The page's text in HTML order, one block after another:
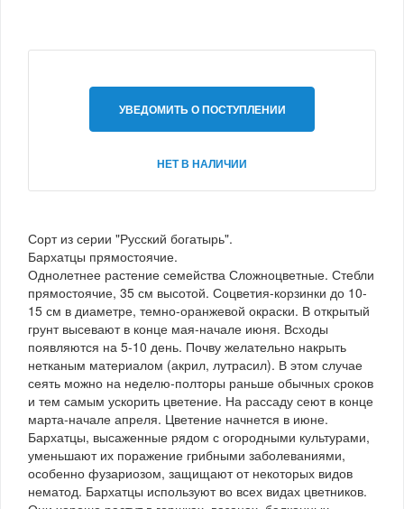
УВЕДОМИТЬ О ПОСТУПЛЕНИИ
НЕТ В НАЛИЧИИ
Сорт из серии "Русский богатырь".
Бархатцы прямостоячие.
Однолетнее растение семейства Сложноцветные. Стебли
прямостоячие, 35 см высотой. Соцветия-корзинки до 10-
15 см в диаметре, темно-оранжевой окраски. В открытый
грунт высевают в конце мая-начале июня. Всходы
появляются на 5-10 день. Почву желательно накрыть
нетканым материалом (акрил, лутрасил). В этом случае
сеять можно на неделю-полторы раньше обычных сроков
и тем самым ускорить цветение. На рассаду сеют в конце
марта-начале апреля. Цветение начнется в июне.
Бархатцы, высаженные рядом с огородными культурами,
уменьшают их поражение грибными заболеваниями,
особенно фузариозом, защищают от некоторых видов
нематод. Бархатцы используют во всех видах цветников.